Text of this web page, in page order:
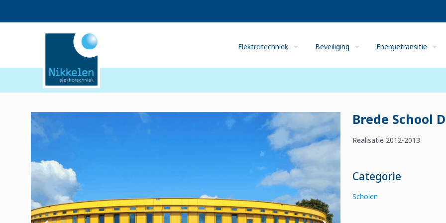
Elektrotechniek Beveiliging Energietransitie
Brede School
Realisatie 2012-2013
Categorie
Scholen